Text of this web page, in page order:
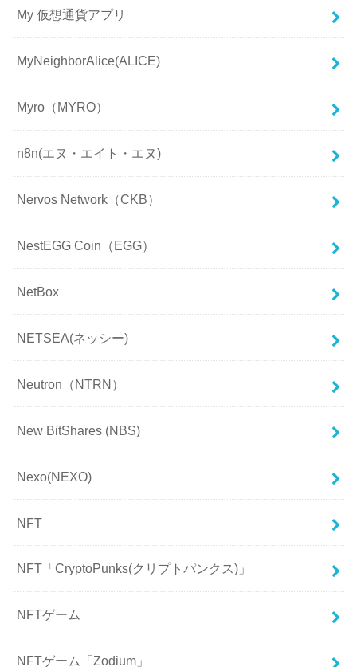
My 仮想通貨アプリ
MyNeighborAlice(ALICE)
Myro（MYRO）
n8n(エヌ・エイト・エヌ)
Nervos Network（CKB）
NestEGG Coin（EGG）
NetBox
NETSEA(ネッシー)
Neutron（NTRN）
New BitShares (NBS)
Nexo(NEXO)
NFT
NFT「CryptoPunks(クリプトパンクス)」
NFTゲーム
NFTゲーム「Zodium」